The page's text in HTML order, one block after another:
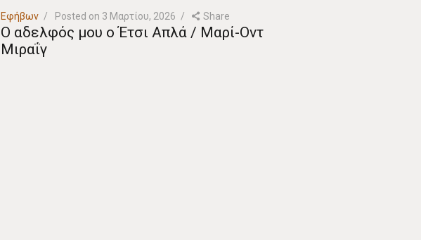
Εφήβων Posted on 3 Μαρτίου, 2026 Share
Ο αδελφός μου ο Έτσι Απλά / Μαρί-Οντ
Μιραΐγ